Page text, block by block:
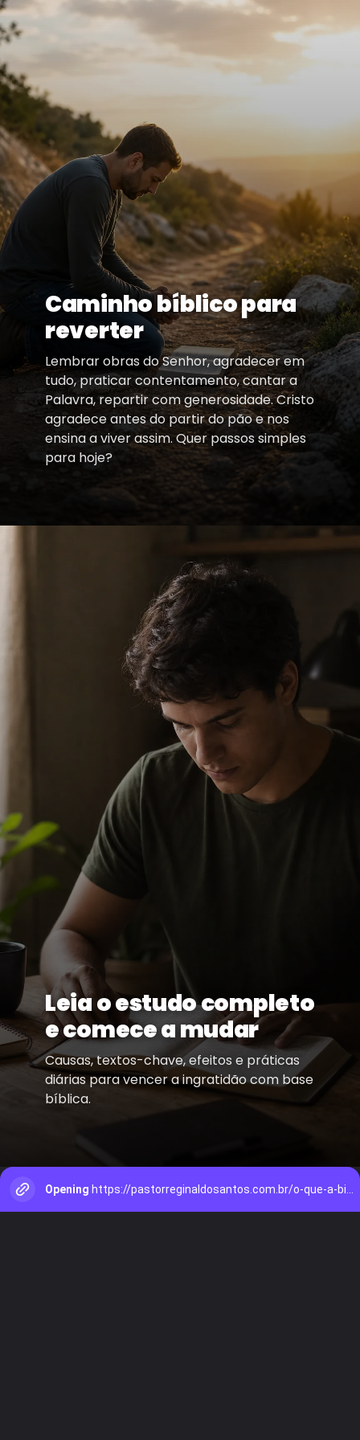
Caminho bíblico para
reverter
Lembrar obras do Senhor, agradecer em
tudo, praticar contentamento, cantar a
Palavra, repartir com generosidade. Cristo
agradece antes do partir do pão e nos
ensina a viver assim. Quer passos simples
para hoje?
Leia o estudo completo
e comece a mudar
Causas, textos-chave, efeitos e práticas
diárias para vencer a ingratidão com base
bíblica.
Opening